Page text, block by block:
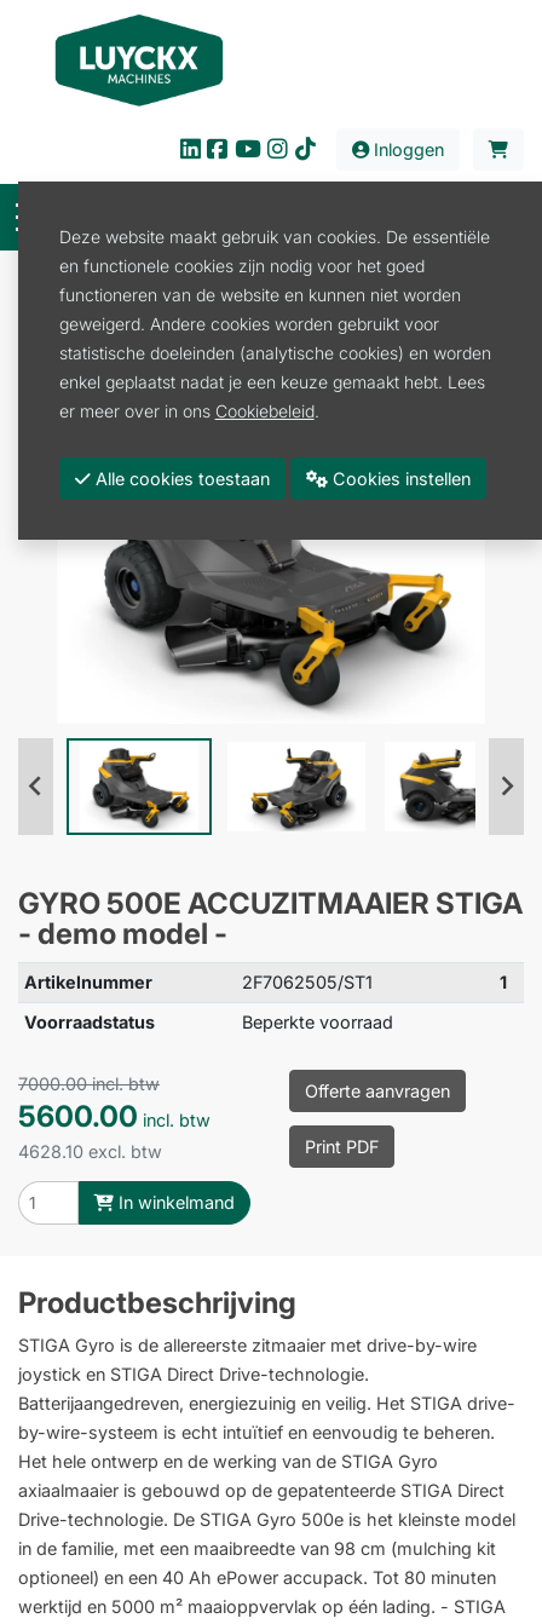
Inloggen
Tuin en Park
Zitmaaier
GYRO 500E ACCUZITMAAIER STIGA - demo model -
PROMO
GYRO 500E ACCUZITMAAIER STIGA
- demo model -
Artikelnummer 2F7062505/ST1
1
Voorraadstatus
Beperkte voorraad
7000.00 incl. btw
5600.00 incl. btw
4628.10 excl. btw
In winkelmand
Offerte aanvragen
Print PDF
Productbeschrijving
STIGA Gyro is de allereerste zitmaaier met drive-by-wire
joystick en STIGA Direct Drive-technologie.
Batterijaangedreven, energiezuinig en veilig. Het STIGA drive-
by-wire-systeem is echt intuïtief en eenvoudig te beheren.
Het hele ontwerp en de werking van de STIGA Gyro
axiaalmaaier is gebouwd op de gepatenteerde STIGA Direct
Drive-technologie. De STIGA Gyro 500e is het kleinste model
in de familie, met een maaibreedte van 98 cm (mulching kit
optioneel) en een 40 Ah ePower accupack. Tot 80 minuten
werktijd en 5000 m² maaioppvervlak op één lading. - STIGA
Deze website maakt gebruik van cookies. De essentiële
en functionele cookies zijn nodig voor het goed
functioneren van de website en kunnen niet worden
geweigerd. Andere cookies worden gebruikt voor
statistische doeleinden (analytische cookies) en worden
enkel geplaatst nadat je een keuze gemaakt hebt. Lees
er meer over in ons Cookiebeleid.
Alle cookies toestaan Cookies instellen